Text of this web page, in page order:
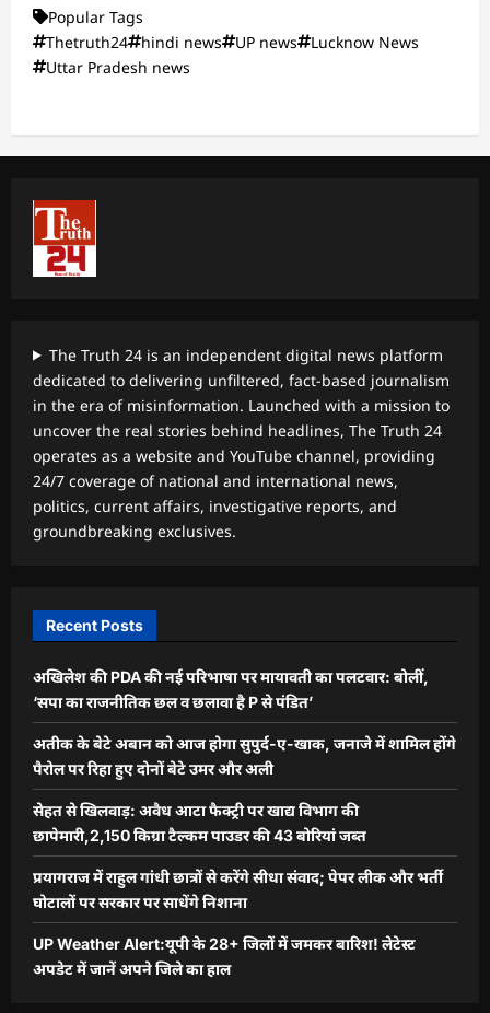
Popular Tags
Thetruth24
hindi news UP news
Lucknow News
Uttar Pradesh news
The Truth 24 is an independent digital news platform
dedicated to delivering unfiltered, fact-based journalism
in the era of misinformation. Launched with a mission to
uncover the real stories behind headlines, The Truth 24
operates as a website and YouTube channel, providing
24/7 coverage of national and international news,
politics, current affairs, investigative reports, and
groundbreaking exclusives.
Recent Posts
अखिलेश की PDA की नई परिभाषा पर मायावती का पलटवार: बोलीं,
‘सपा का राजनीतिक छल व छलावा है P से पंडित’
अतीक के बेटे अबान को आज होगा सुपुर्द-ए-खाक, जनाजे में शामिल होंगे
पैरोल पर रिहा हुए दोनों बेटे उमर और अली
सेहत से खिलवाड़: अवैध आटा फैक्ट्री पर खाद्य विभाग की
छापेमारी,2,150 किग्रा टैल्कम पाउडर की 43 बोरियां जब्त
प्रयागराज में राहुल गांधी छात्रों से करेंगे सीधा संवाद; पेपर लीक और भर्ती
घोटालों पर सरकार पर साधेंगे निशाना
UP Weather Alert:यूपी के 28+ जिलों में जमकर बारिश! लेटेस्ट
अपडेट में जानें अपने जिले का हाल